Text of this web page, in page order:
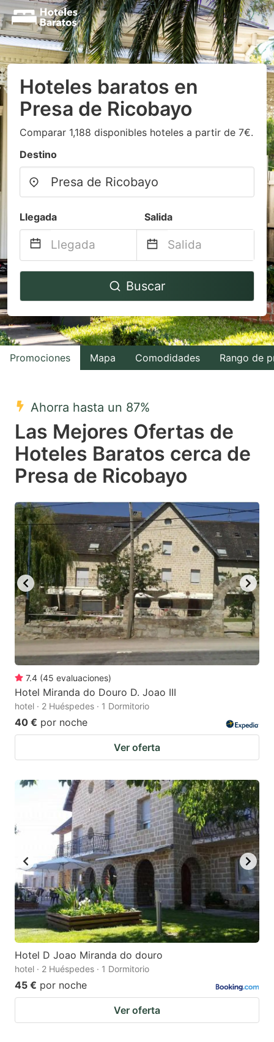
Hoteles baratos en
Presa de Ricobayo
Comparar 1,188 disponibles hoteles a partir de 7€.
Destino
Llegada Salida
Navigate
to
interact
with
the
select
a
date.
Press
question
mark
key
to
get
the
keyboard
shortcuts
for
changing
dates.
Navigate
to
interact
with
the
a
date.
Press
the
question
mark
key
to
get
the
keyboard
shortcuts
for
dates.
Buscar
Promociones Mapa Comodidades Rango de
Ahorra hasta un 87%
Las Mejores Ofertas de
Hoteles Baratos cerca de
Presa de Ricobayo
7.4 (45 evaluaciones)
Hotel Miranda do Douro D. Joao III
hotel · 2 Huéspedes · 1 Dormitorio
40 € por noche
Ver oferta
Hotel D Joao Miranda do douro
hotel · 2 Huéspedes · 1 Dormitorio
45 € por noche
Ver oferta